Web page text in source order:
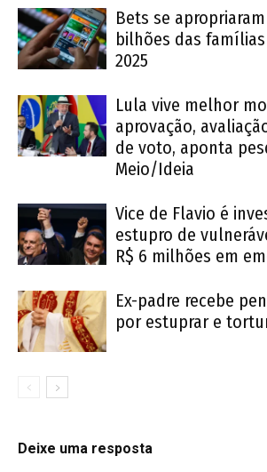
Bets se apropriaram
bilhões das
2025
Lula vive melhor
aprovação,
de voto, aponta
Meio/Ideia
Vice de Flavio é
estupro de
R$ 6 milhões em
Ex-padre recebe
por estuprar e
Deixe uma resposta